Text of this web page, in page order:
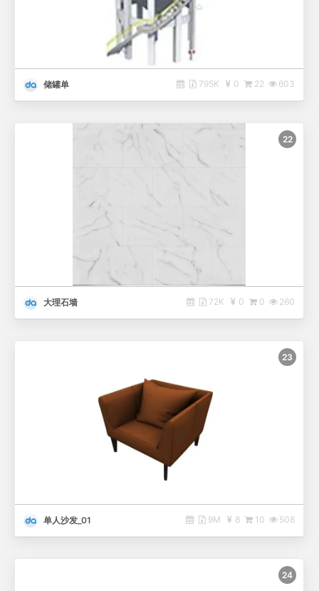
储罐单 795K 0 22 603
22
大理石墙 72K 0 0 260
23
单人沙发_01 9M 8 10 508
24